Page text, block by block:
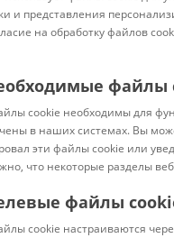
воды > БАРЬЕР
Профи
и представления
на обработку файлов
файлы
cookie необходимы для
в наших системах. Вы
эти файлы cookie или
что некоторые разделы
файлы
cookie настраиваются